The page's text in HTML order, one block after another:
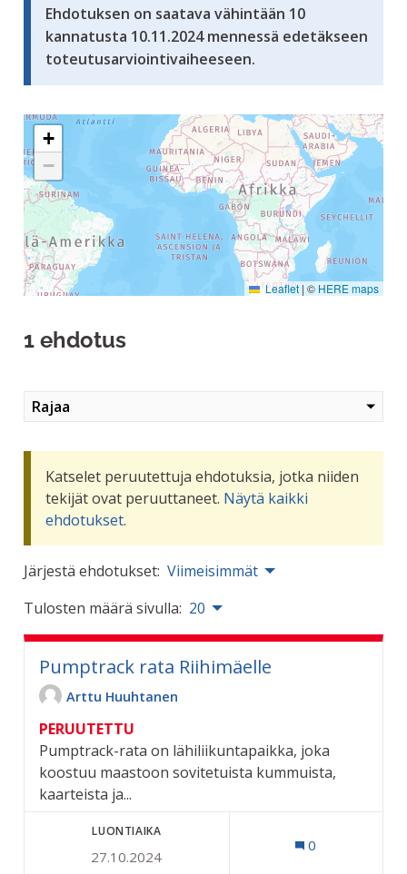
Ehdotuksen on saatava vähintään 10
kannatusta 10.11.2024 mennessä edetäkseen
toteutusarviointivaiheeseen.
Seuraavassa elementissä on kartta, joka esittää
+
−
Leaflet | © HERE maps
1 ehdotus
Rajaa
Katselet peruutettuja ehdotuksia, jotka niiden
tekijät ovat peruuttaneet. Näytä kaikki
ehdotukset.
Järjestä ehdotukset: Viimeisimmät
Tulosten määrä sivulla: 20
Pumptrack rata Riihimäelle
Arttu Huuhtanen
PERUUTETTU
Pumptrack-rata on lähiliikuntapaikka, joka
koostuu maastoon sovitetuista kummuista,
kaarteista ja...
LUONTIAIKA
27.10.2024
0